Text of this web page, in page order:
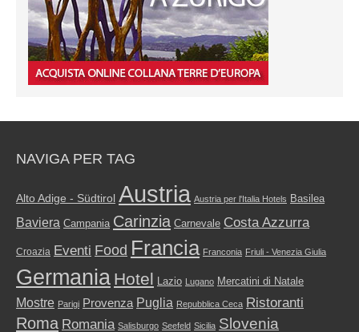
NAVIGA PER TAG
Alto Adige - Südtirol Austria Austria per l'Italia Hotels Basilea
Baviera Campania Carinzia Carnevale Costa Azzurra
Croazia Eventi Food Francia Franconia Friuli - Venezia Giulia
Germania Hotel Lazio Lugano Mercatini di Natale
Mostre Parigi Provenza Puglia Repubblica Ceca Ristoranti
Roma Romania Salisburgo Seefeld Sicilia Slovenia